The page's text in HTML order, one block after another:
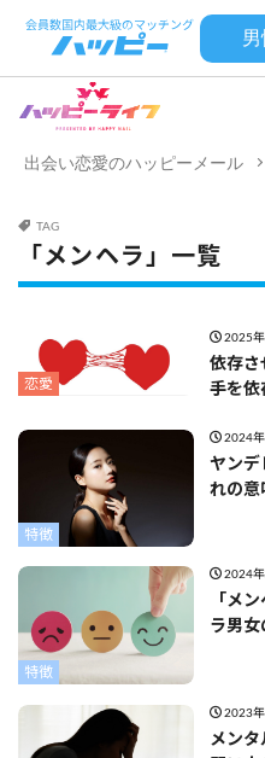
出会い恋愛のハッピーメール
TAG
「メンヘラ」一覧
恋愛
2025
依存さ
手を依
特徴
2024
ヤンデ
れの意
特徴
2024
「メ
ラ男女
2023
メン